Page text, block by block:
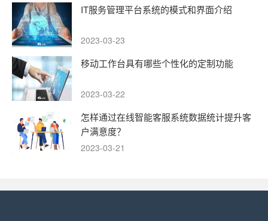
IT服务管理平台系统的模式和界面介绍
2023-03-23
移动工作台具有哪些个性化的定制功能
2023-03-22
怎样通过在线智能客服系统数据统计提升客
户满意度？
2023-03-21